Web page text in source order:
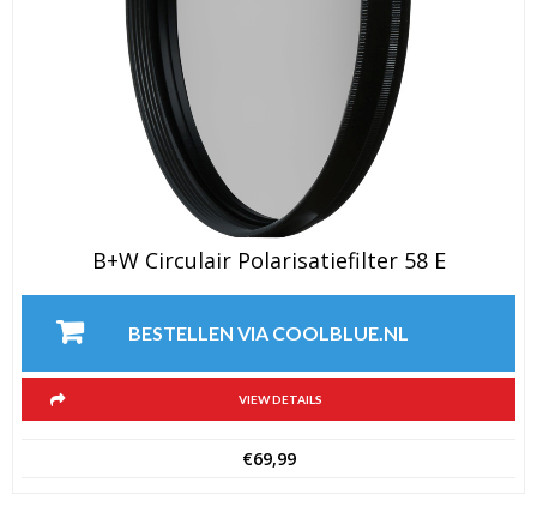
B+W Circulair Polarisatiefilter 58 E
BESTELLEN VIA COOLBLUE.NL
VIEW DETAILS
€69,99